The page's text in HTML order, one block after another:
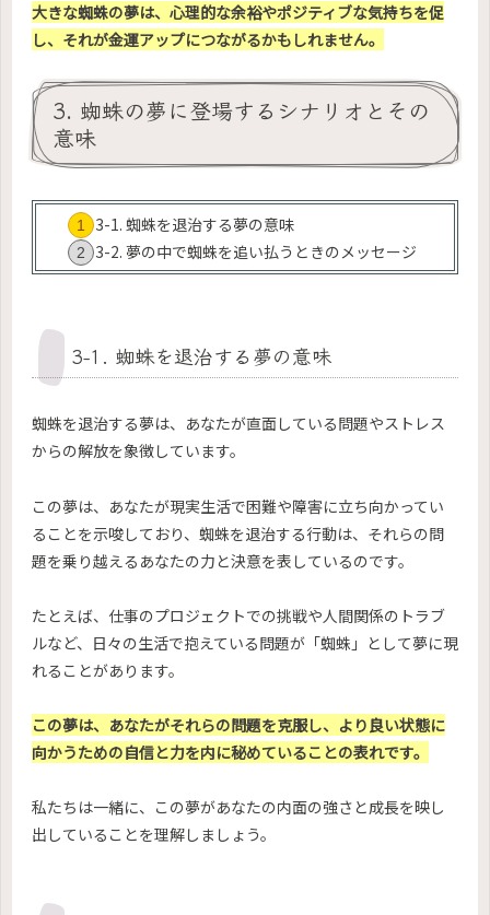
大きな蜘蛛の夢は、心理的な余裕やポジティブな気持ちを促
し、それが金運アップにつながるかもしれません。
3. 蜘蛛の夢に登場するシナリオとその
意味
3-1. 蜘蛛を退治する夢の意味
3-2. 夢の中で蜘蛛を追い払うときのメッセージ
3-1. 蜘蛛を退治する夢の意味
蜘蛛を退治する夢は、あなたが直面している問題やストレス
からの解放を象徴しています。
この夢は、あなたが現実生活で困難や障害に立ち向かってい
ることを示唆しており、蜘蛛を退治する行動は、それらの問
題を乗り越えるあなたの力と決意を表しているのです。
たとえば、仕事のプロジェクトでの挑戦や人間関係のトラブ
ルなど、日々の生活で抱えている問題が「蜘蛛」として夢に現
れることがあります。
この夢は、あなたがそれらの問題を克服し、より良い状態に
向かうための自信と力を内に秘めていることの表れです。
私たちは一緒に、この夢があなたの内面の強さと成長を映し
出していることを理解しましょう。